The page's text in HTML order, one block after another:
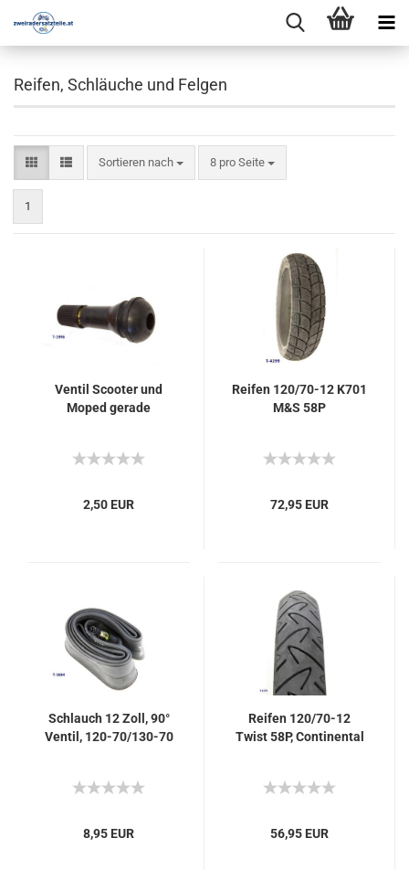
Reifen, Schläuche und Felgen
Sortieren nach
Sortieren nach 8 pro Seite
pro Seite
1
Ventil Scooter und
Moped gerade
2,50 EUR
Reifen 120/70-12 K701
M&S 58P
72,95 EUR
Schlauch 12 Zoll, 90°
Ventil, 120-70/130-70
8,95 EUR
Reifen 120/70-12
Twist 58P, Continental
56,95 EUR